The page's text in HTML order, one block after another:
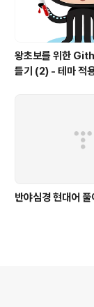
왕초보를 위한
들기 (2) - 테마
반야심경 현대어 풀